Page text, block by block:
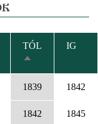
TÓL
CSÖKKENŐ
RENDEZÉS
IG
1839 1842
1842 1845